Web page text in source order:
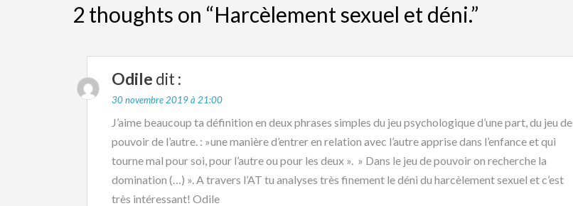
2 thoughts on “Harcèlement sexuel et déni.”
Odile dit :
30 novembre 2019 à 21:00
J’aime beaucoup ta définition en deux phrases simples du jeu psychologique d’une part, du jeu de
pouvoir de l’autre. : »une manière d’entrer en relation avec l’autre apprise dans l’enfance et qui
tourne mal pour soi, pour l’autre ou pour les deux ». » Dans le jeu de pouvoir on recherche la
domination (…) ». A travers l’AT tu analyses très finement le déni du harcèlement sexuel et c’est
très intéressant! Odile